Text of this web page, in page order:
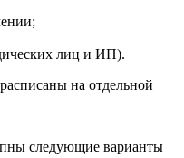
лиц и ИП).
на отдельной
следующие варианты